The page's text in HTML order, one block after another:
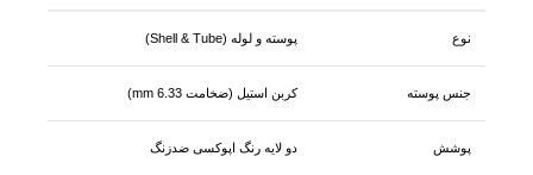
نوع پوسته و لوله (Shell & Tube)
جنس پوسته کربن استیل (ضخامت 6.33 mm)
پوشش دو لایه رنگ اپوکسی ضدزنگ